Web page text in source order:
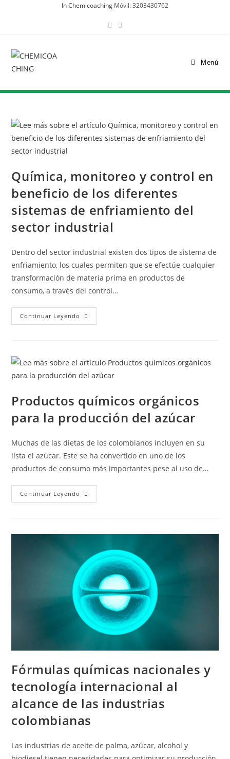
In Chemicoaching Móvil: 3203430762
Menú
Química, monitoreo y control en
beneficio de los diferentes
sistemas de enfriamiento del
sector industrial
Dentro del sector industrial existen dos tipos de sistema de
enfriamiento, los cuales permiten que se efectúe cualquier
transformación de materia prima en productos de
consumo, a través del control…
Continuar Leyendo
Productos químicos orgánicos
para la producción del azúcar
Muchas de las dietas de los colombianos incluyen en su
lista el azúcar. Este se ha convertido en uno de los
productos de consumo más importantes pese al uso de…
Continuar Leyendo
Fórmulas químicas nacionales y
tecnología internacional al
alcance de las industrias
colombianas
Las industrias de aceite de palma, azúcar, alcohol y